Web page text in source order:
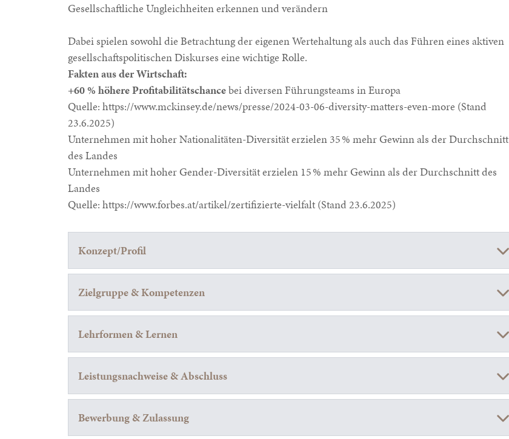
Gesellschaftliche Ungleichheiten erkennen und verändern
Dabei spielen sowohl die Betrachtung der eigenen Wertehaltung als auch das Führen eines aktiven
gesellschaftspolitischen Diskurses eine wichtige Rolle.
Fakten aus der Wirtschaft:
+60 % höhere Profitabilitätschancebei diversen Führungsteams in Europa
Quelle: https://www.mckinsey.de/news/presse/2024-03-06-diversity-matters-even-more (Stand
23.6.2025)
Unternehmen mit hoher Nationalitäten-Diversität erzielen 35 % mehr Gewinn als der Durchschnitt
des Landes
Unternehmen mit hoher Gender-Diversität erzielen 15 % mehr Gewinn als der Durchschnitt des
Landes
Quelle: https://www.forbes.at/artikel/zertifizierte-vielfalt (Stand 23.6.2025)
Konzept/Profil
Zielgruppe & Kompetenzen
Lehrformen & Lernen
Leistungsnachweise & Abschluss
Bewerbung & Zulassung